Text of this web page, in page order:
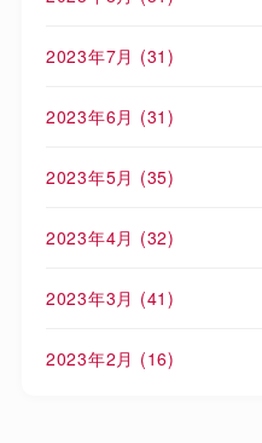
2023年7月 (31)
2023年6月 (31)
2023年5月 (35)
2023年4月 (32)
2023年3月 (41)
2023年2月 (16)